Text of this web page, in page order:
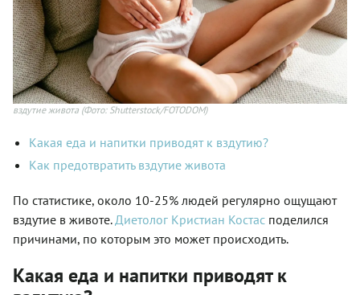
вздутие живота (Фото: Shutterstock/FOTODOM)
Какая еда и напитки приводят к вздутию?
Как предотвратить вздутие живота
По статистике, около 10-25% людей регулярно ощущают
вздутие в животе. Диетолог Кристиан Костас поделился
причинами, по которым это может происходить.
Какая еда и напитки приводят к